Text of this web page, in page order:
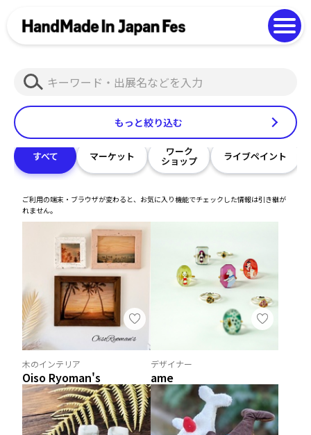
Photo Gallery
もっと絞り込む
検
索
すべて マーケット ワーク
ショップ ライブペイント
ご利用の端末・ブラウザが変わると、お気に入り機能でチェックした情報は引き継が
れません。
木のインテリア
Oiso Ryoman's
デザイナー
ame